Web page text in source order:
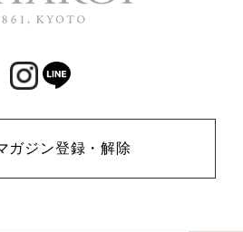
ガジン登録・解除